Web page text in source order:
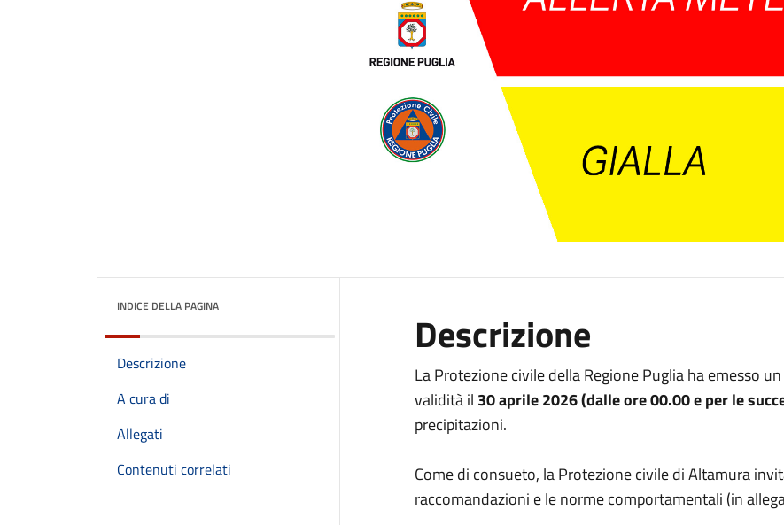
INDICE DELLA PAGINA
Descrizione
A cura di
Allegati
Contenuti correlati
Descrizione
La Protezione civile della Regione Puglia ha emesso
validità il 30 aprile 2026 (dalle ore 00.00 e per le
precipitazioni.
Come di consueto, la Protezione civile di Altamura
raccomandazioni e le norme comportamentali (in